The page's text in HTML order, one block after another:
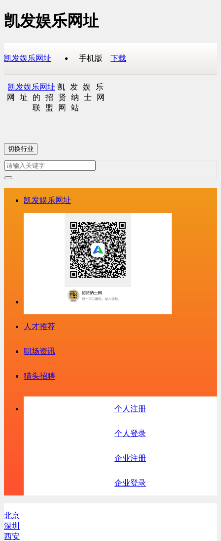
凯发娱乐网址
凯发娱乐网址 手机版 下载
凯发娱乐网址 凯发娱乐
网址的招贤纳士网
联盟网站
切换行业
凯发娱乐网址
人才推荐
职场资讯
猎头招聘
个人注册
个人登录
企业注册
企业登录
北京
深圳
西安